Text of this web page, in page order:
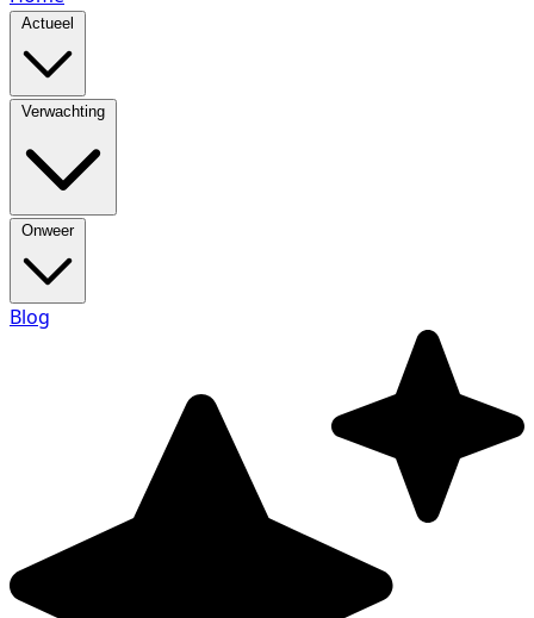
Actueel
Verwachting
Onweer
Blog